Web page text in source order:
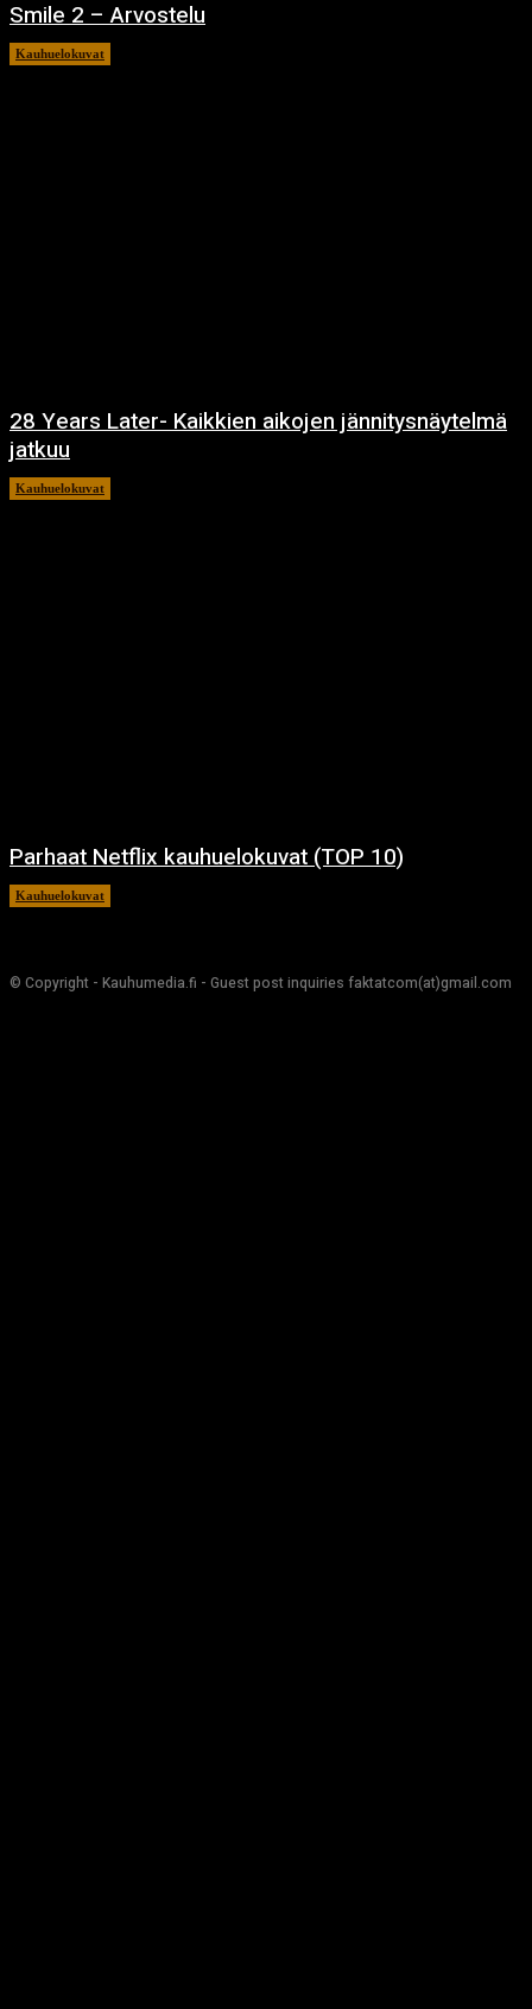
Smile 2 – Arvostelu
Kauhuelokuvat
28 Years Later- Kaikkien aikojen jännitysnäytelmä
jatkuu
Kauhuelokuvat
Parhaat Netflix kauhuelokuvat (TOP 10)
Kauhuelokuvat
© Copyright - Kauhumedia.fi - Guest post inquiries faktatcom(at)gmail.com